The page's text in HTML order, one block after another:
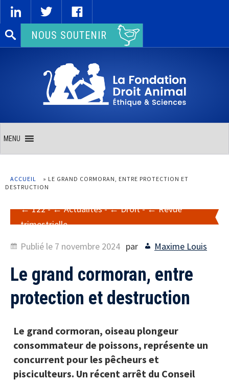
Rechercher :NOUS SOUTENIR
MENU
ACCUEIL » LE GRAND CORMORAN, ENTRE PROTECTION ET
DESTRUCTION
122- Actualités- Droit-
Revue
trimestrielle
Publié le 7 novembre 2024 par Maxime Louis
Le grand cormoran, entre
protection et destruction
Le grand cormoran, oiseau plongeur
consommateur de poissons, représente un
concurrent pour les pêcheurs et
pisciculteurs. Un récent arrêt du Conseil